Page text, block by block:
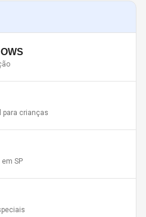
para crianças
SP